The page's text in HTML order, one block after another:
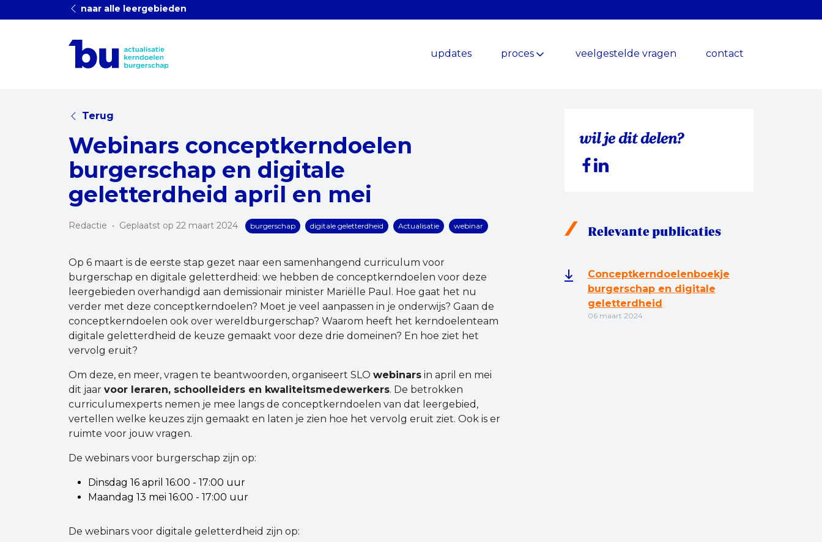
naar alle leergebieden
updates proces veelgestelde vragen contact
Terug
Webinars conceptkerndoelen
burgerschap en digitale
geletterdheid april en mei
Redactie • Geplaatst op 22 maart 2024 burgerschap digitale geletterdheid Actualisatie webinar
Op 6 maart is de eerste stap gezet naar een samenhangend curriculum voor
burgerschap en digitale geletterdheid: we hebben de conceptkerndoelen voor deze
leergebieden overhandigd aan demissionair minister Mariëlle Paul. Hoe gaat het nu
verder met deze conceptkerndoelen? Moet je veel aanpassen in je onderwijs? Gaan de
conceptkerndoelen ook over wereldburgerschap? Waarom heeft het kerndoelenteam
digitale geletterdheid de keuze gemaakt voor deze drie domeinen? En hoe ziet het
vervolg eruit?
Om deze, en meer, vragen te beantwoorden, organiseert SLO webinars in april en mei
dit jaar voor leraren, schoolleiders en kwaliteitsmedewerkers. De betrokken
curriculumexperts nemen je mee langs de conceptkerndoelen van dat leergebied,
vertellen welke keuzes zijn gemaakt en laten je zien hoe het vervolg eruit ziet. Ook is er
ruimte voor jouw vragen.
De webinars voor burgerschap zijn op:
Dinsdag 16 april 16:00 - 17:00 uur
Maandag 13 mei 16:00 - 17:00 uur
De webinars voor digitale geletterdheid zijn op:
wil je dit delen?
Relevante publicaties
Conceptkerndoelenboekje
burgerschap en digitale
geletterdheid
06 maart 2024